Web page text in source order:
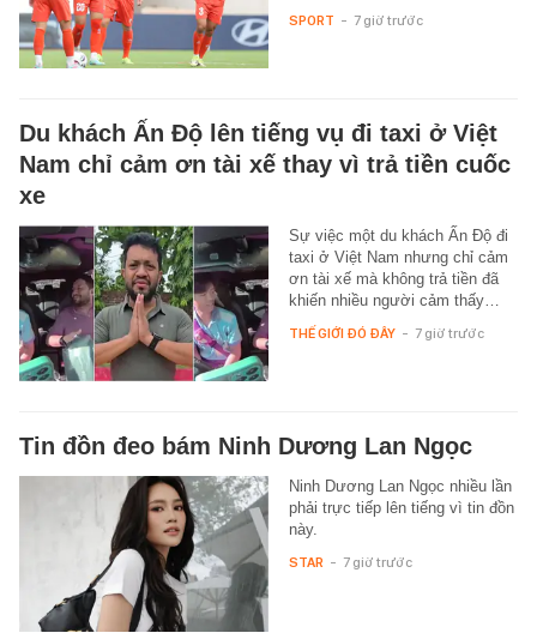
SPORT - 7 giờ trước
Du khách Ấn Độ lên tiếng vụ đi taxi ở Việt
Nam chỉ cảm ơn tài xế thay vì trả tiền cuốc
xe
Sự việc một du khách Ấn Độ đi
taxi ở Việt Nam nhưng chỉ cảm
ơn tài xế mà không trả tiền đã
khiến nhiều người cảm thấy…
THẾ GIỚI ĐÓ ĐÂY - 7 giờ trước
Tin đồn đeo bám Ninh Dương Lan Ngọc
Ninh Dương Lan Ngọc nhiều lần
phải trực tiếp lên tiếng vì tin đồn
này.
STAR - 7 giờ trước